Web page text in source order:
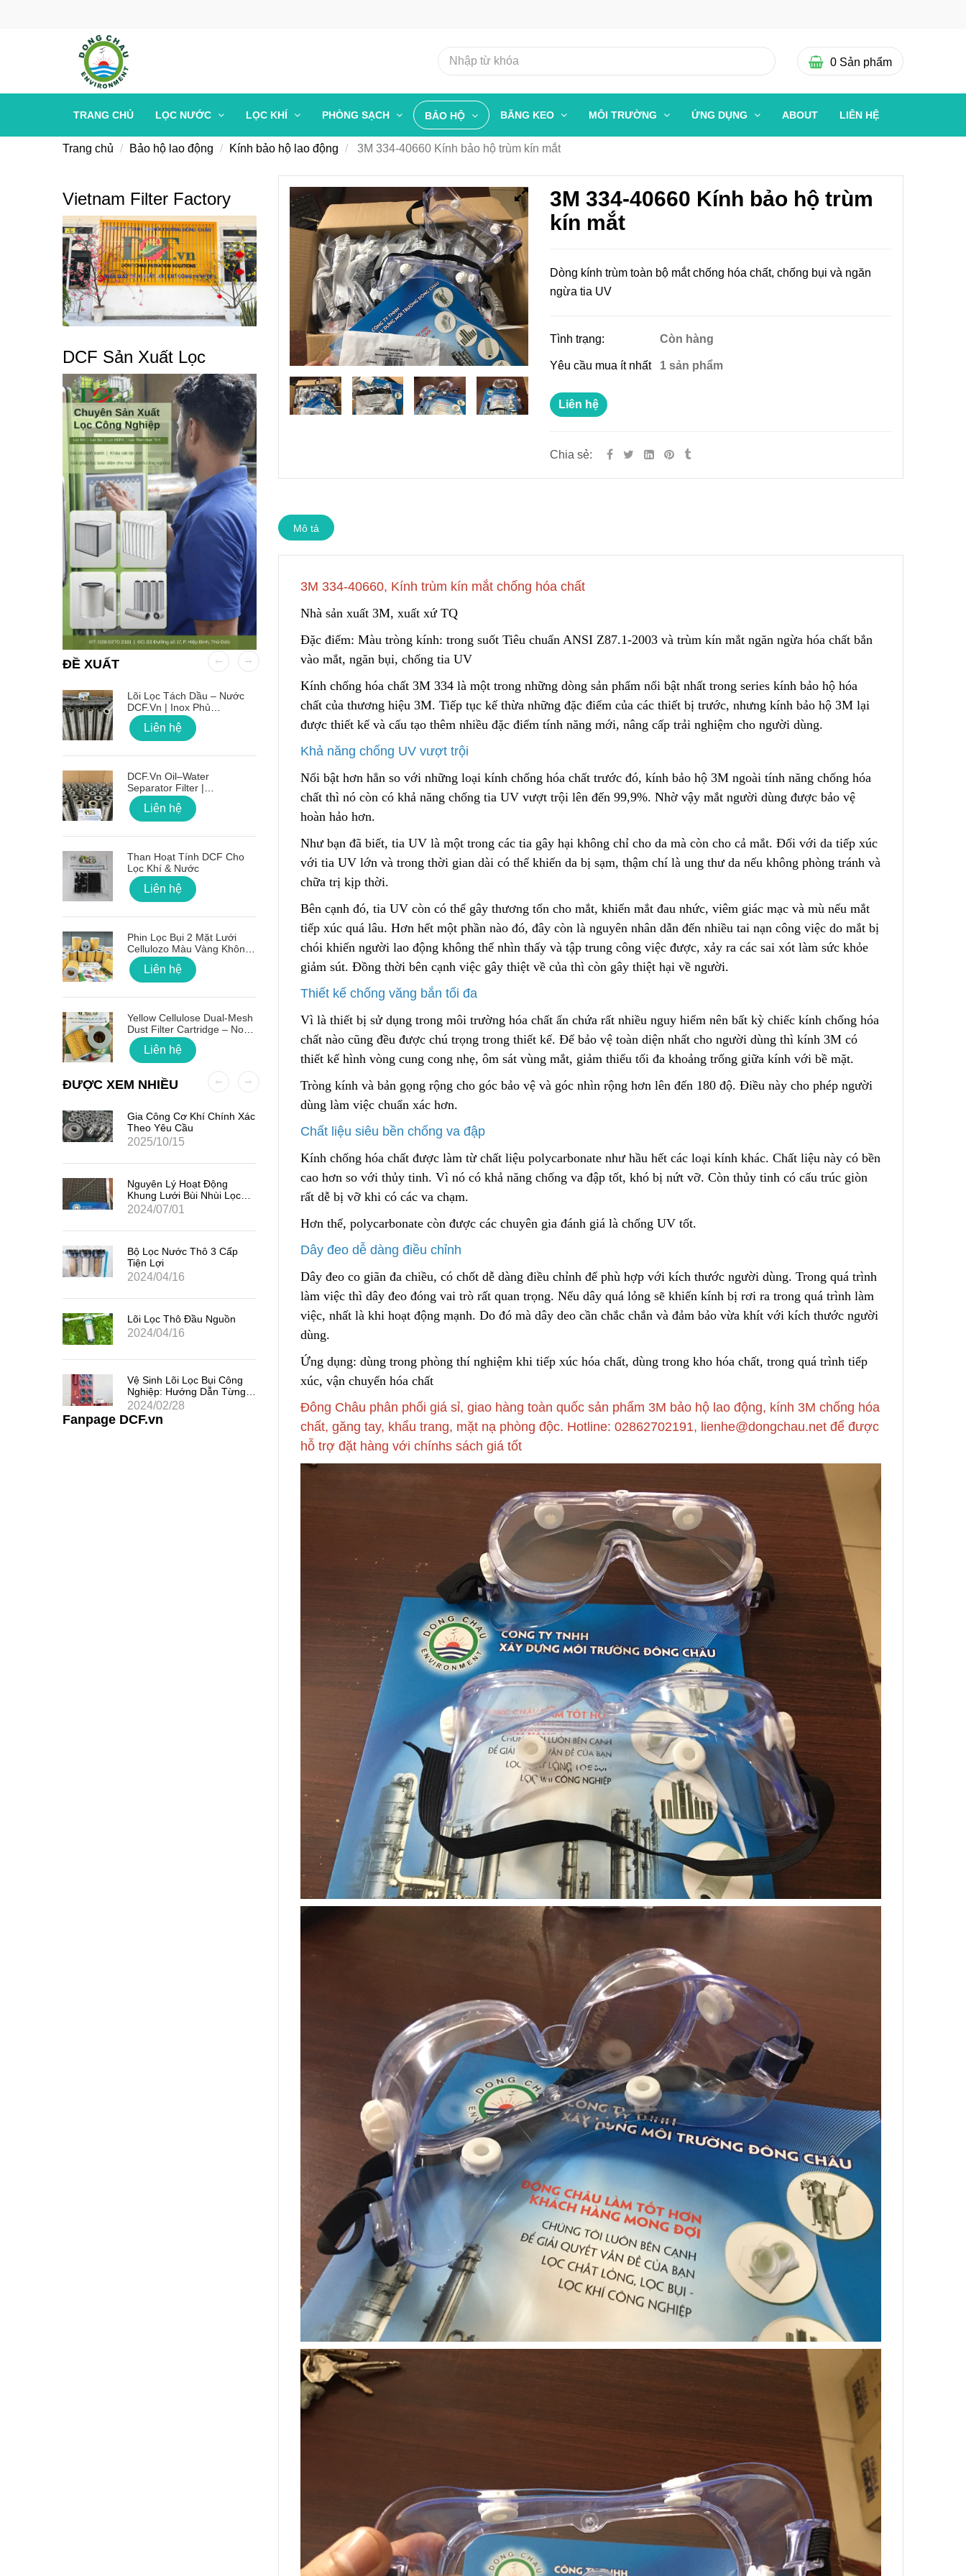
3M 334-40660 Kính bảo hộ trùm
kín mắt
Dòng kính trùm toàn bộ mắt chống hóa chất, chống bụi và ngăn
ngừa tia UV
Tình trạng: Còn hàng
Yêu cầu mua ít nhất 1 sản phẩm
Liên hệ
Chia sẻ:
Mô tả
3M 334-40660, Kính trùm kín mắt chống hóa chất
Nhà sản xuất 3M, xuất xứ TQ
Đặc điểm: Màu tròng kính: trong suốt Tiêu chuẩn ANSI Z87.1-2003 và trùm kín mắt ngăn ngừa hóa chất bắn
vào mắt, ngăn bụi, chống tia UV
Kính chống hóa chất 3M 334 là một trong những dòng sản phẩm nổi bật nhất trong series kính bảo hộ hóa
chất của thương hiệu 3M. Tiếp tục kế thừa những đặc điểm của các thiết bị trước, nhưng kính bảo hộ 3M lại
được thiết kế và cấu tạo thêm nhiều đặc điểm tính năng mới, nâng cấp trải nghiệm cho người dùng.
Khả năng chống UV vượt trội
Nổi bật hơn hẳn so với những loại kính chống hóa chất trước đó, kính bảo hộ 3M ngoài tính năng chống hóa
chất thì nó còn có khả năng chống tia UV vượt trội lên đến 99,9%. Nhờ vậy mắt người dùng được bảo vệ
hoàn hảo hơn.
Như bạn đã biết, tia UV là một trong các tia gây hại không chỉ cho da mà còn cho cả mắt. Đối với da tiếp xúc
với tia UV lớn và trong thời gian dài có thể khiến da bị sạm, thậm chí là ung thư da nếu không phòng tránh và
chữa trị kịp thời.
Bên cạnh đó, tia UV còn có thể gây thương tổn cho mắt, khiến mắt đau nhức, viêm giác mạc và mù nếu mắt
tiếp xúc quá lâu. Hơn hết một phần nào đó, đây còn là nguyên nhân dẫn đến nhiều tai nạn công việc do mắt bị
chói khiến người lao động không thể nhìn thấy và tập trung công việc được, xảy ra các sai xót làm sức khỏe
giảm sút. Đồng thời bên cạnh việc gây thiệt về của thì còn gây thiệt hại về người.
Thiết kế chống văng bắn tối đa
Vì là thiết bị sử dụng trong môi trường hóa chất ẩn chứa rất nhiều nguy hiểm nên bất kỳ chiếc kính chống hóa
chất nào cũng đều được chú trọng trong thiết kế. Để bảo vệ toàn diện nhất cho người dùng thì kính 3M có
thiết kế hình vòng cung cong nhẹ, ôm sát vùng mắt, giảm thiểu tối đa khoảng trống giữa kính với bề mặt.
Tròng kính và bản gọng rộng cho góc bảo vệ và góc nhìn rộng hơn lên đến 180 độ. Điều này cho phép người
dùng làm việc chuẩn xác hơn.
Chất liệu siêu bền chống va đập
Kính chống hóa chất được làm từ chất liệu polycarbonate như hầu hết các loại kính khác. Chất liệu này có bền
cao hơn so với thủy tinh. Vì nó có khả năng chống va đập tốt, khó bị nứt vỡ. Còn thủy tinh có cấu trúc giòn
rất dễ bị vỡ khi có các va chạm.
Hơn thế, polycarbonate còn được các chuyên gia đánh giá là chống UV tốt.
Dây đeo dễ dàng điều chỉnh
Dây đeo co giãn đa chiều, có chốt dễ dàng điều chỉnh để phù hợp với kích thước người dùng. Trong quá trình
làm việc thì dây đeo đóng vai trò rất quan trọng. Nếu dây quá lỏng sẽ khiến kính bị rơi ra trong quá trình làm
việc, nhất là khi hoạt động mạnh. Do đó mà dây deo cần chắc chắn và đảm bảo vừa khít với kích thước người
dùng.
Ứng dụng: dùng trong phòng thí nghiệm khi tiếp xúc hóa chất, dùng trong kho hóa chất, trong quá trình tiếp
xúc, vận chuyển hóa chất
Đông Châu phân phối giá sỉ, giao hàng toàn quốc sản phẩm 3M bảo hộ lao động, kính 3M chống hóa
chất, găng tay, khẩu trang, mặt nạ phòng độc. Hotline: 02862702191, lienhe@dongchau.net để được
hỗ trợ đặt hàng với chínhs sách giá tốt
Vietnam Filter Factory
DCF Sản Xuất Lọc
ĐỀ XUẤT
Lõi Lọc Tách Dầu – Nước
DCF.vn | Inox Phủ
PTFE/Teflon
Liên hệ
DCF.vn Oil–Water
Separator Filter |
PTFE/Teflon‑Coated
Stainless Steel
Liên hệ
Than Hoạt Tính DCF Cho
Lọc Khí & Nước
Liên hệ
Phin Lọc Bụi 2 Mặt Lưới
Cellulozo Màu Vàng Không
Ron
Liên hệ
Yellow Cellulose Dual-Mesh
Dust Filter Cartridge – No
Gasket
Liên hệ
Túi Lọc Bụi Acrylic OD Lỗ
200 Dài 500mm
Liên hệ
Hộp Lọc Giấy Carton Sóng
Liên hệ
Giấy Cellulose Vàng Lõi Lọc
Bụi Đáy Bằng
Liên hệ
Lõi Lọc Bụi Pe Kết Nối Ren
Trong
Liên hệ
Cao Cấp
Liên hệ
Lõi Lọc Tách Dầu – Nước
DCF.vn | Inox Phủ
PTFE/Teflon
Liên hệ
DCF.vn Oil–Water
PTFE/Teflon‑Coated
Than Hoạt Tính DCF Cho
Lọc Khí & Nước
Phin Lọc Bụi 2 Mặt Lưới
Cellulozo Màu Vàng Không
Ron
Liên hệ
Yellow Cellulose Dual-Mesh
Dust Filter Cartridge – No
Gasket
Liên hệ
Túi Lọc Bụi Acrylic OD Lỗ
200 Dài 500mm
Liên hệ
Hộp Lọc Giấy Carton Sóng
Liên hệ
Giấy Cellulose Vàng Lõi Lọc
Bụi Đáy Bằng
Lõi Lọc Bụi Pe Kết Nối Ren
Trong
Cao Cấp
Liên hệ
ĐƯỢC XEM NHIỀU
Gia Công Cơ Khí Chính Xác
Theo Yêu Cầu
2025/10/15
Nguyên Lý Hoạt Động
Khung Lưới Bùi Nhùi Lọc
Tách Hơi Dầu
2024/07/01
Bộ Lọc Nước Thô 3 Cấp
Tiện Lợi
2024/04/16
Lõi Lọc Thô Đầu Nguồn
2024/04/16
Vệ Sinh Lõi Lọc Bụi Công
Nghiệp: Hướng Dẫn Từng
Bước
2024/02/28
Nhựa Lewatit S1567
Cấu Tạo Và Đặc Điểm Của
Sợi Kẽm Chịu Lực
Cấu Tạo Decal Phản Quang
Tẩy Rỉ Sét Hiệu Quả
Ứng Dụng Ống Lọc Khe
Johnson Trong Khai Thác
2023/11/05
Nguyên Lý Hoạt Động
2024/04/16
Lõi Lọc Thô Đầu Nguồn
Bước
2024/02/28
Cấu Tạo Và Đặc Điểm Của
Tẩy Rỉ Sét Hiệu Quả
2023/11/05
Fanpage DCF.vn
0 Sản phẩm
TRANG CHỦ LỌC NƯỚC LỌC KHÍ PHÒNG SẠCH BẢO HỘ BĂNG KEO MÔI TRƯỜNG ỨNG DỤNG ABOUT LIÊN HỆ
Trang chủ Bảo hộ lao động Kính bảo hộ lao động 3M 334-40660 Kính bảo hộ trùm kín mắt